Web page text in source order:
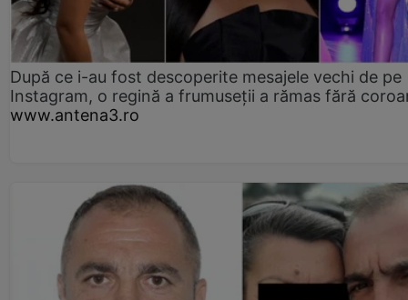
După ce i-au fost descoperite mesajele vechi de pe
Instagram, o regină a frumuseții a rămas fără
www.antena3.ro